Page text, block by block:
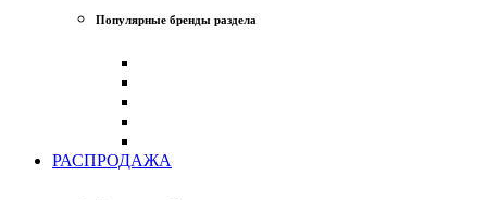
Популярные бренды раздела
РАСПРОДАЖА